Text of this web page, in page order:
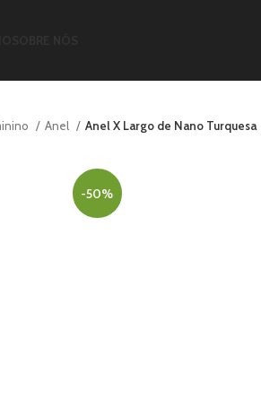
Anel Anel X Largo de Nano Turquesa
-50%